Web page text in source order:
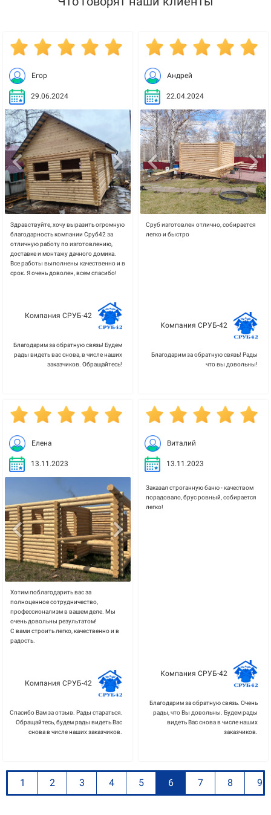
Егор
29.06.2024
Здравствуйте, хочу выразить огромную
благодарность компании Сруб42 за
отличную работу по изготовлению,
доставке и монтажу дачного домика.
Все работы выполнены качественно и в
срок. Я очень доволен, всем спасибо!
Компания СРУБ-42
Благодарим за обратную связь! Будем
рады видеть вас снова, в числе наших
заказчиков. Обращайтесь!
Андрей
22.04.2024
Сруб изготовлен отлично, собирается
легко и быстро
Компания СРУБ-42
Благодарим за обратную связь! Рады
что вы довольны!
Елена
13.11.2023
Хотим поблагодарить вас за
полноценное сотрудничество,
профессионализм в вашем деле. Мы
очень довольны результатом!
С вами строить легко, качественно и в
радость.
Компания СРУБ-42
Спасибо Вам за отзыв. Рады стараться.
Обращайтесь, будем рады видеть Вас
снова в числе наших заказчиков.
Виталий
13.11.2023
Заказал строганную баню - качеством
порадовало, брус ровный, собирается
легко!
Компания СРУБ-42
Благодарим за обратную связь. Очень
рады, что Вы довольны. Будем рады
видеть Вас снова в числе наших
заказчиков.
1 2 3 4 5 6 7 8 9